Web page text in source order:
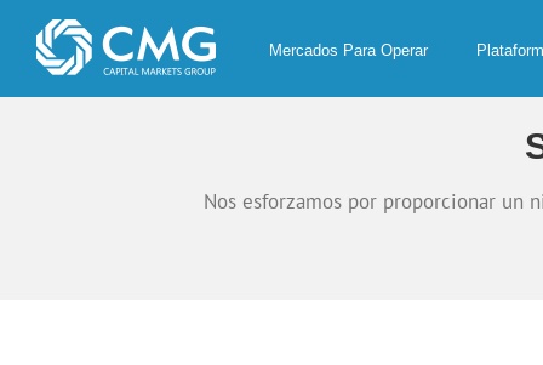
content
Mercados Para Operar
Nos esforzamos por proporcionar un